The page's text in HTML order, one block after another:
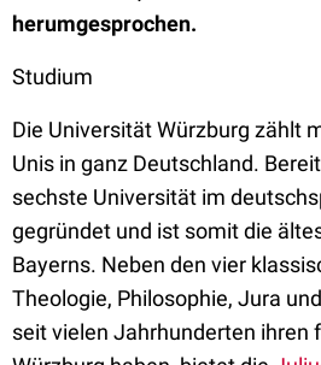
herumgesprochen.
Studium
Die Universität Würzburg zählt
Unis in ganz Deutschland.
sechste Universität im
gegründet und ist somit die
Bayerns. Neben den vier
Theologie, Philosophie, Jura
seit vielen Jahrhunderten ihren